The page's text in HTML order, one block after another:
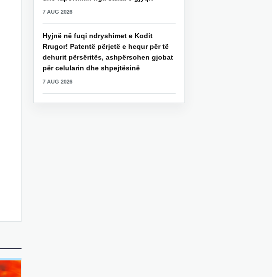
7 AUG 2026
Hyjnë në fuqi ndryshimet e Kodit
Rrugor! Patentë përjetë e hequr për të
dehurit përsëritës, ashpërsohen gjobat
për celularin dhe shpejtësinë
7 AUG 2026